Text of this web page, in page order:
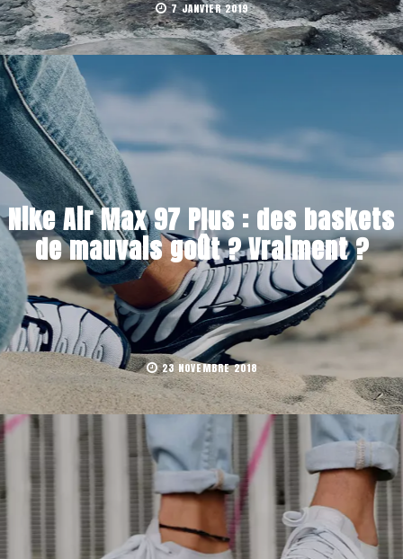
7 JANVIER 2019
Nike Air Max 97 Plus : des baskets
de mauvais goût ? Vraiment ?
23 NOVEMBRE 2018